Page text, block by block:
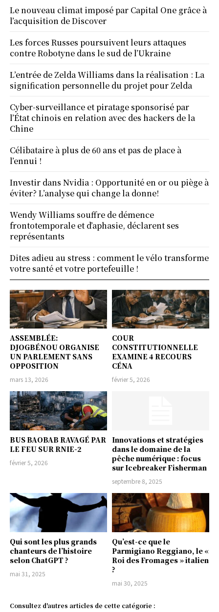
ASSEMBLÉE:
DJOGBÉNOU ORGANISE
UN PARLEMENT SANS
OPPOSITION
mars 13, 2026
COUR
CONSTITUTIONNELLE
EXAMINE 4 RECOURS
CÉNA
février 5, 2026
BUS BAOBAB RAVAGÉ PAR
LE FEU SUR RNIE-2
février 5, 2026
Innovations et stratégies
dans le domaine de la
pêche numérique : focus
sur Icebreaker Fisherman
septembre 8, 2025
Qui sont les plus grands
chanteurs de l’histoire
selon ChatGPT ?
mai 31, 2025
Qu’est-ce que le
Parmigiano Reggiano, le «
Roi des Fromages » italien
?
mai 30, 2025
Consultez d'autres articles de cette catégorie :
Le nouveau climat imposé par Capital One grâce à
l’acquisition de Discover
Les forces Russes poursuivent leurs attaques
contre Robotyne dans le sud de l’Ukraine
L’entrée de Zelda Williams dans la réalisation : La
signification personnelle du projet pour Zelda
Cyber-surveillance et piratage sponsorisé par
l’État chinois en relation avec des hackers de la
Chine
Célibataire à plus de 60 ans et pas de place à
l’ennui !
Investir dans Nvidia : Opportunité en or ou piège à
éviter? L’analyse qui change la donne!
Wendy Williams souffre de démence
frontotemporale et d’aphasie, déclarent ses
représentants
Dites adieu au stress : comment le vélo transforme
votre santé et votre portefeuille !